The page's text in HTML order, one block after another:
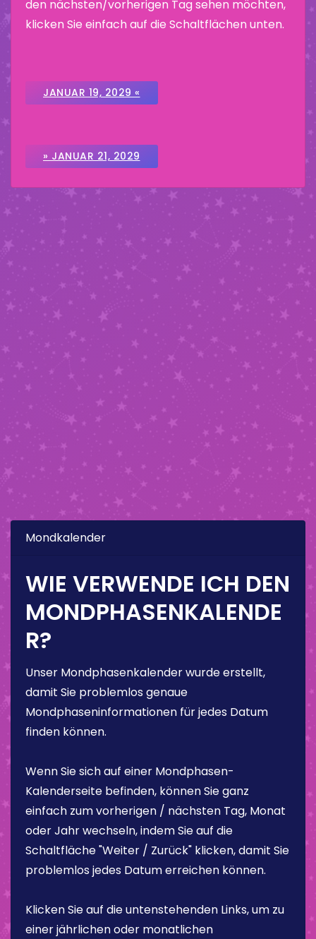
den nächsten/vorherigen Tag sehen möchten,
klicken Sie einfach auf die Schaltflächen unten.
JANUAR 19, 2029 «
» JANUAR 21, 2029
Mondkalender
WIE VERWENDE ICH DEN
MONDPHASENKALENDE
R?
Unser Mondphasenkalender wurde erstellt,
damit Sie problemlos genaue
Mondphaseninformationen für jedes Datum
finden können.
Wenn Sie sich auf einer Mondphasen-
Kalenderseite befinden, können Sie ganz
einfach zum vorherigen / nächsten Tag, Monat
oder Jahr wechseln, indem Sie auf die
Schaltfläche "Weiter / Zurück" klicken, damit Sie
problemlos jedes Datum erreichen können.
Klicken Sie auf die untenstehenden Links, um zu
einer jährlichen oder monatlichen